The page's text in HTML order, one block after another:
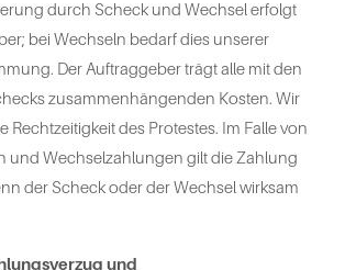
durch Scheck und Wechsel erfolgt
bei Wechseln bedarf dies unserer
Der Auftraggeber trägt alle mit den
zusammenhängenden Kosten. Wir
Rechtzeitigkeit des Protestes. Im Falle von
und Wechselzahlungen gilt die Zahlung
der Scheck oder der Wechsel wirksam
und